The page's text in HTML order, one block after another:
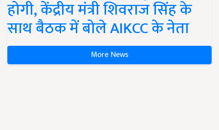
होगी, केंद्रीय मंत्री शिवराज सिंह के
साथ बैठक में बोले AIKCC के नेता
More News